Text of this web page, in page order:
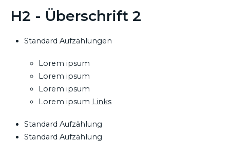
H2 - Überschrift 2
Standard Aufzählungen
Lorem ipsum
Lorem ipsum
Lorem ipsum
Lorem ipsum Links
Standard Aufzählung
Standard Aufzählung